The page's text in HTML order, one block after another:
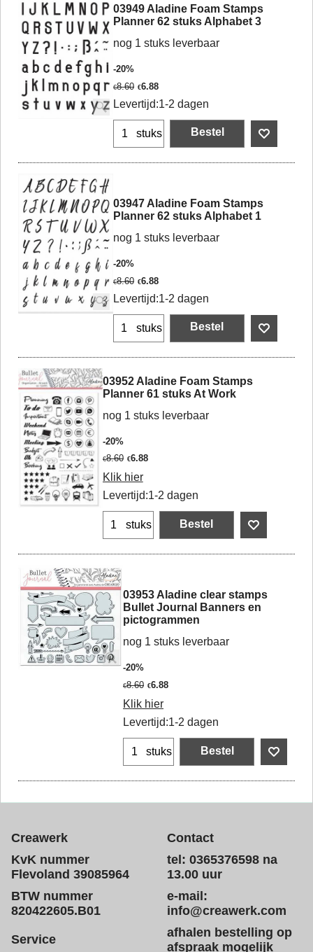
03949 Aladine Foam Stamps
Planner 62 stuks Alphabet 3
nog 1 stuks leverbaar
-20%
€8.60 €6.88
Levertijd:1-2 dagen
stuks Bestel
03947 Aladine Foam Stamps
Planner 62 stuks Alphabet 1
nog 1 stuks leverbaar
-20%
€8.60 €6.88
Levertijd:1-2 dagen
stuks Bestel
03952 Aladine Foam Stamps
Planner 61 stuks At Work
nog 1 stuks leverbaar
-20%
€8.60 €6.88
Klik hier
Levertijd:1-2 dagen
stuks Bestel
03953 Aladine clear stamps
Bullet Journal Banners en
pictogrammen
nog 1 stuks leverbaar
-20%
€8.60 €6.88
Klik hier
Levertijd:1-2 dagen
stuks Bestel
Creawerk
KvK nummer
Flevoland 39085964
BTW nummer
820422605.B01
Contact
tel: 0365376598 na
13.00 uur
e-mail:
info@creawerk.com
afhalen bestelling op
afspraak mogelijk
Service